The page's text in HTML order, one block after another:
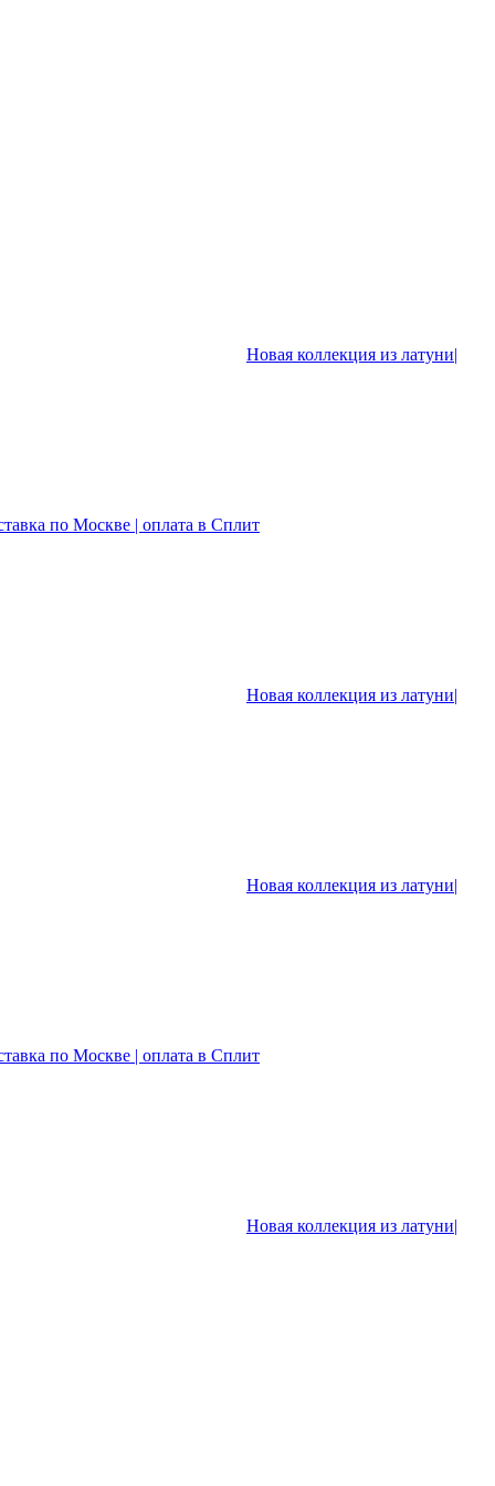
Новая коллекция из латуни|
по Москве | оплата в Сплит
Новая коллекция из латуни|
Новая коллекция из латуни|
по Москве | оплата в Сплит
Новая коллекция из латуни|